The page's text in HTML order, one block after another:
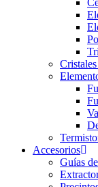
Accesorios
Guías